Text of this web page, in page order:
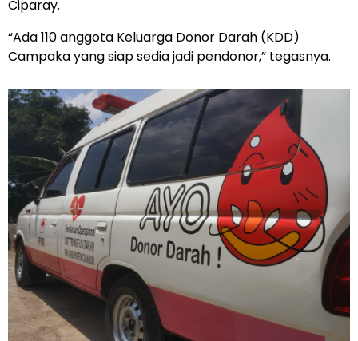
Ciparay.
“Ada 110 anggota Keluarga Donor Darah (KDD)
Campaka yang siap sedia jadi pendonor,” tegasnya.